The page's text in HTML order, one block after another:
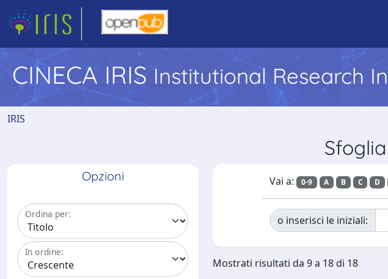
CINECA IRIS Institutional Research
IRIS
Opzioni
Ordina per:
In ordine:
Vai a: 0-9 A B C D
o inserisci le iniziali:
Mostrati risultati da 9 a 18 di 18